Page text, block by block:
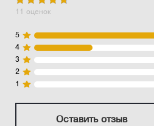
11 оценок
5
4
3
2
1
Оставить отзыв